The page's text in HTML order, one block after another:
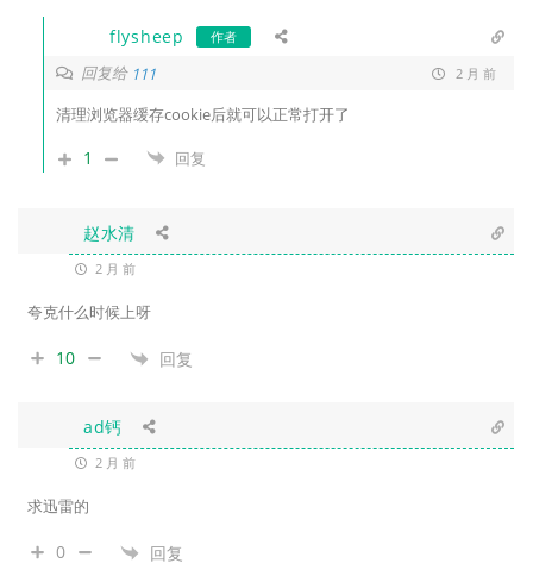
flysheep 作者
回复给 111 2 月 前
清理浏览器缓存cookie后就可以正常打开了
1 回复
赵水清
2 月 前
夸克什么时候上呀
10 回复
ad钙
2 月 前
求迅雷的
0 回复